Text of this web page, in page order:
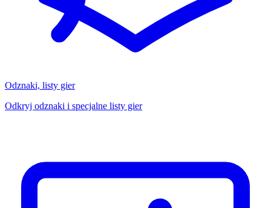
Odznaki, listy gier
Odkryj odznaki i specjalne listy gier